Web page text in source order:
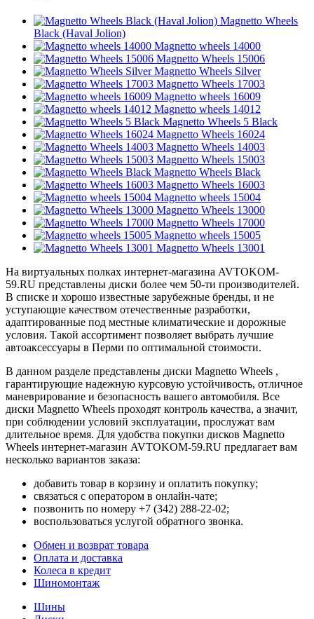
Magnetto Wheels
Black (Haval Jolion)
Magnetto wheels 14000
Magnetto Wheels 15006
Magnetto Wheels Silver
Magnetto Wheels 17003
Magnetto wheels 16009
Magnetto wheels 14012
Magnetto Wheels 5 Black
Magnetto Wheels 16024
Magnetto Wheels 14003
Magnetto Wheels 15003
Magnetto Wheels Black
Magnetto Wheels 16003
Magnetto wheels 15004
Magnetto Wheels 13000
Magnetto Wheels 17000
Magnetto wheels 15005
Magnetto Wheels 13001
На виртуальных полках интернет-магазина AVTOKOM-
59.RU представлены диски более чем 50-ти производителей.
В списке и хорошо известные зарубежные бренды, и не
уступающие качеством отечественные разработки,
адаптированные под местные климатические и дорожные
условия. Такой ассортимент позволяет выбрать лучшие
автоаксессуары в Перми по оптимальной стоимости.
В данном разделе представлены диски Magnetto Wheels ,
гарантирующие надежную курсовую устойчивость, отличное
маневрирование и безопасность вашего автомобиля. Все
диски Magnetto Wheels проходят контроль качества, а значит,
при соблюдении условий эксплуатации, прослужат вам
длительное время. Для удобства покупки дисков Magnetto
Wheels интернет-магазин AVTOKOM-59.RU предлагает вам
несколько вариантов заказа:
добавить товар в корзину и оплатить покупку;
связаться с оператором в онлайн-чате;
позвонить по номеру +7 (342) 288-22-02;
воспользоваться услугой обратного звонка.
Обмен и возврат товара
Оплата и доставка
Колеса в кредит
Шиномонтаж
Шины